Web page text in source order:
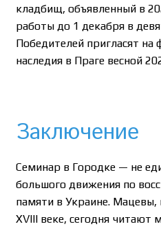
кладбищ, объявленный в
работы до 1 декабря в
Победителей пригласят на
наследия в Праге весной
Заключение
Семинар в Городке — не
большого движения по
памяти в Украине. Мацевы,
XVIII веке, сегодня читают